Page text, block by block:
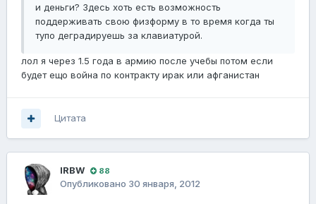
и деньги? Здесь хоть есть возможность
поддерживать свою физформу в то время когда ты
тупо деградируешь за клавиатурой.
лол я через 1.5 года в армию после учебы потом если
будет ещо война по контракту ирак или афганистан
Цитата
lRBW 88
Опубликовано 30 января, 2012